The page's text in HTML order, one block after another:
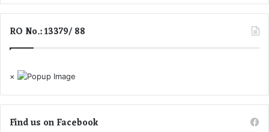
RO No.: 13379/ 88
×
Find us on Facebook